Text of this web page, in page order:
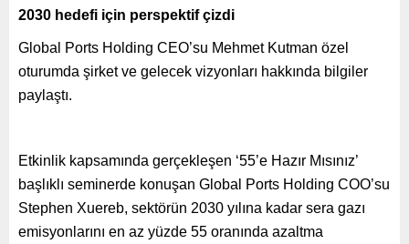
2030 hedefi için perspektif çizdi
Global Ports Holding CEO’su Mehmet Kutman özel
oturumda şirket ve gelecek vizyonları hakkında bilgiler
paylaştı.
Etkinlik kapsamında gerçekleşen ‘55’e Hazır Mısınız’
başlıklı seminerde konuşan Global Ports Holding COO’su
Stephen Xuereb, sektörün 2030 yılına kadar sera gazı
emisyonlarını en az yüzde 55 oranında azaltma